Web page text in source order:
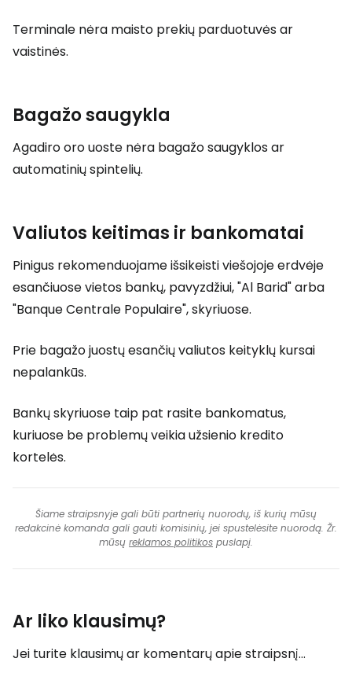
Terminale nėra maisto prekių parduotuvės ar
vaistinės.
Bagažo saugykla
Agadiro oro uoste nėra bagažo saugyklos ar
automatinių spintelių.
Valiutos keitimas ir bankomatai
Pinigus rekomenduojame išsikeisti viešojoje erdvėje
esančiuose vietos bankų, pavyzdžiui, "Al Barid" arba
"Banque Centrale Populaire", skyriuose.
Prie bagažo juostų esančių valiutos keityklų kursai
nepalankūs.
Bankų skyriuose taip pat rasite bankomatus,
kuriuose be problemų veikia užsienio kredito
kortelės.
Šiame straipsnyje gali būti partnerių nuorodų, iš kurių mūsų
redakcinė komanda gali gauti komisinių, jei spustelėsite nuorodą. Žr.
mūsų reklamos politikos puslapį.
Ar liko klausimų?
Jei turite klausimų ar komentarų apie straipsnį...